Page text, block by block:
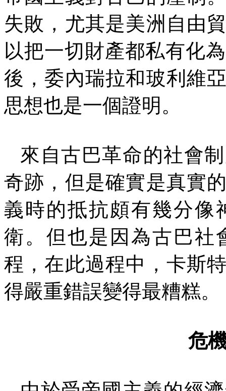
失敗，尤其是美洲自由
以把一切財產都私有化
後，委內瑞拉和玻利維
思想也是一個證明。
來自古巴革命的社會
奇跡，但是確實是真實
義時的抵抗頗有幾分像
衛。但也是因為古巴社
程，在此過程中，卡斯
得嚴重錯誤變得最糟糕。
危